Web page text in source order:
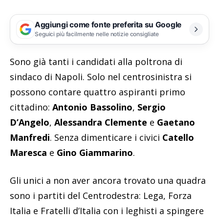
Aggiungi come fonte preferita su Google
Seguici più facilmente nelle notizie consigliate
Sono già tanti i candidati alla poltrona di
sindaco di Napoli. Solo nel centrosinistra si
possono contare quattro aspiranti primo
cittadino: Antonio Bassolino, Sergio
D’Angelo, Alessandra Clemente e Gaetano
Manfredi. Senza dimenticare i civici Catello
Maresca e Gino Giammarino.
Gli unici a non aver ancora trovato una quadra
sono i partiti del Centrodestra: Lega, Forza
Italia e Fratelli d’Italia con i leghisti a spingere